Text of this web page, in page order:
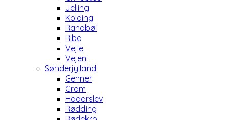
Jelling
Kolding
Randbøl
Ribe
Vejle
Vejen
Sønderjylland
Genner
Gram
Haderslev
Rødding